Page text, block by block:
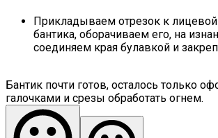
Прикладываем отрезок к лицевой
бантика, оборачиваем его, на
соединяем края булавкой и
Бантик почти готов, осталось только
галочками и срезы обработать огнем.